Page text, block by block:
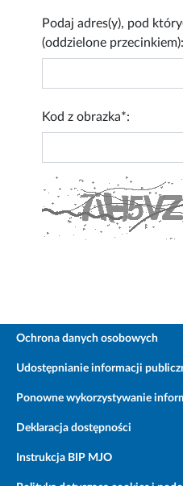
Podaj adres(y), pod
(oddzielone przecinkiem):
Kod z obrazka*:
Ochrona danych osobowych
Udostępnianie informacji
Ponowne wykorzystywanie
Deklaracja dostępności
Instrukcja BIP MJO